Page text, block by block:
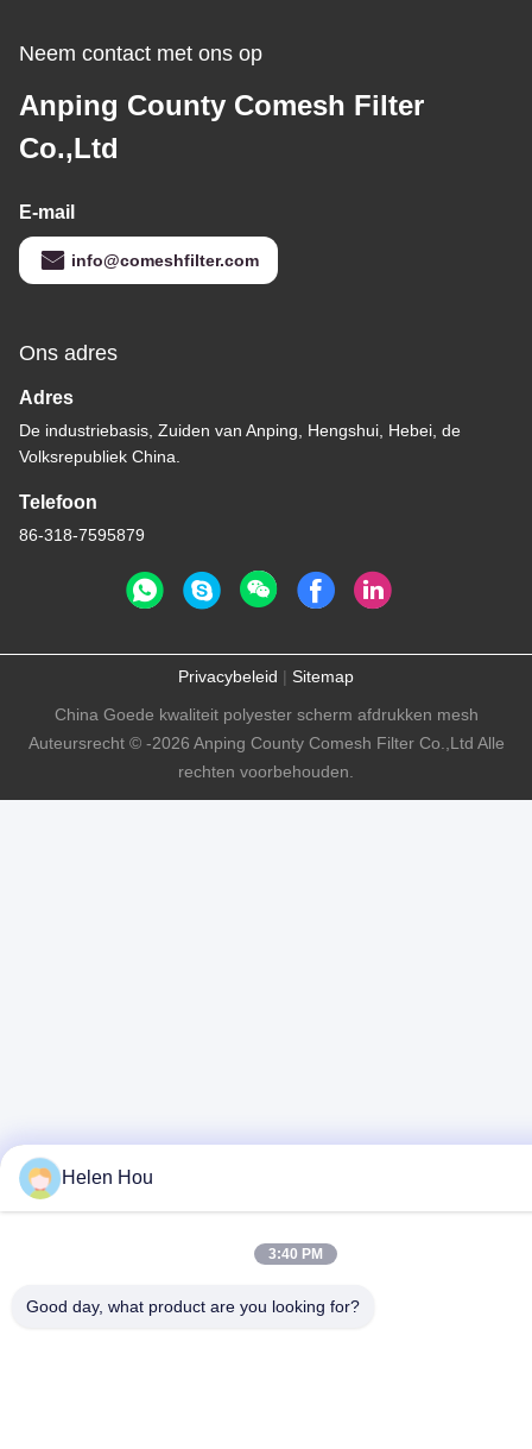
Neem contact met ons op
Anping County Comesh Filter
Co.,Ltd
E-mail
info@comeshfilter.com
Ons adres
Adres
De industriebasis, Zuiden van Anping, Hengshui, Hebei, de
Volksrepubliek China.
Telefoon
86-318-7595879
Privacybeleid | Sitemap
China Goede kwaliteit polyester scherm afdrukken mesh
Auteursrecht © -2026 Anping County Comesh Filter Co.,Ltd Alle
rechten voorbehouden.
Helen Hou
3:40 PM
Good day, what product are you looking for?